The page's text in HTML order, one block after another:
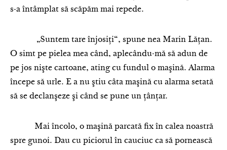
s-a întâmplat să scăpăm mai repede.
„Suntem tare înjosiţi“, spune nea Marin Lăţan.
O simt pe pielea mea când, aplecându-mă să adun de
pe jos nişte cartoane, ating cu fundul o maşină. Alarma
începe să urle. E a nu ştiu câta maşină cu alarma setată
să se declanşeze şi când se pune un ţânţar.
Mai încolo, o maşină parcată fix în calea noastră
spre gunoi. Dau cu piciorul în cauciuc ca să pornească